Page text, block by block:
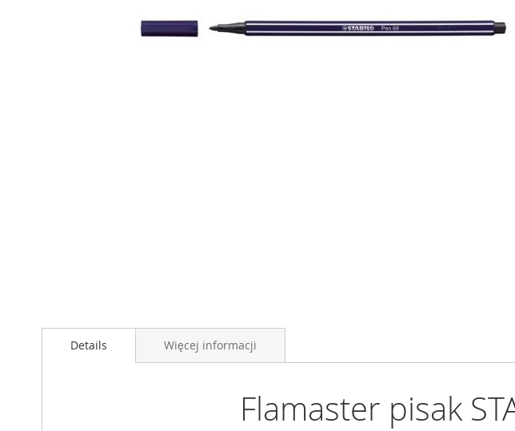
na
początekDetails
Flamaster pisak
Więcej informacji